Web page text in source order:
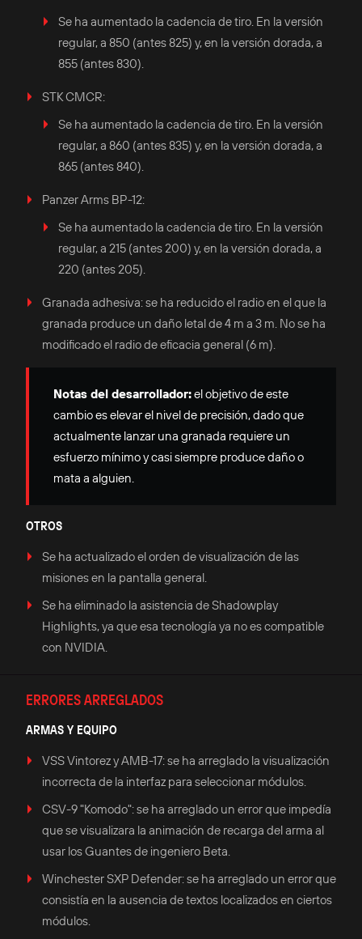
Se ha aumentado la cadencia de tiro. En la versión
regular, a 850 (antes 825) y, en la versión dorada, a
855 (antes 830).
STK CMCR:
Se ha aumentado la cadencia de tiro. En la versión
regular, a 860 (antes 835) y, en la versión dorada, a
865 (antes 840).
Panzer Arms BP-12:
Se ha aumentado la cadencia de tiro. En la versión
regular, a 215 (antes 200) y, en la versión dorada, a
220 (antes 205).
Granada adhesiva: se ha reducido el radio en el que la
granada produce un daño letal de 4 m a 3 m. No se ha
modificado el radio de eficacia general (6 m).
Notas del desarrollador:el objetivo de este
cambio es elevar el nivel de precisión, dado que
actualmente lanzar una granada requiere un
esfuerzo mínimo y casi siempre produce daño o
mata a alguien.
OTROS
Se ha actualizado el orden de visualización de las
misiones en la pantalla general.
Se ha eliminado la asistencia de Shadowplay
Highlights, ya que esa tecnología ya no es compatible
con NVIDIA.
ERRORES ARREGLADOS
ARMAS Y EQUIPO
VSS Vintorez y AMB-17: se ha arreglado la visualización
incorrecta de la interfaz para seleccionar módulos.
CSV-9 "Komodo": se ha arreglado un error que impedía
que se visualizara la animación de recarga del arma al
usar los Guantes de ingeniero Beta.
Winchester SXP Defender: se ha arreglado un error que
consistía en la ausencia de textos localizados en ciertos
módulos.